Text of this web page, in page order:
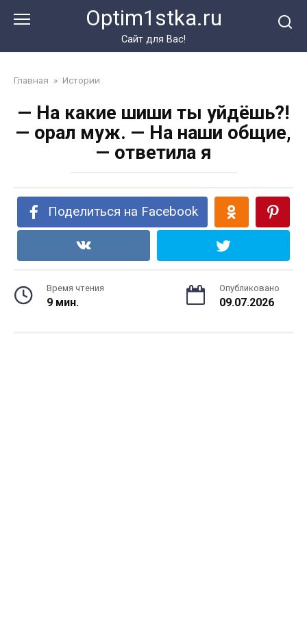
Optim1stka.ru
Сайт для Вас!
Главная » Истории
— На какие шиши ты уйдёшь?!
— орал муж. — На наши общие,
— ответила я
Поделиться на Facebook
Время чтения
9 мин.
Опубликовано
09.07.2026